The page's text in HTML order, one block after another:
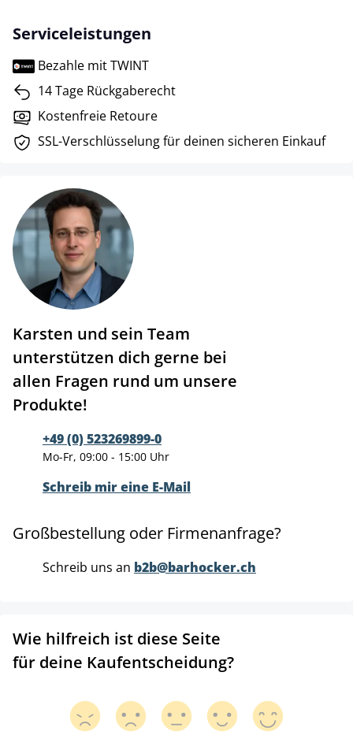
Serviceleistungen
Bezahle mit TWINT
14 Tage Rückgaberecht
Kostenfreie Retoure
SSL-Verschlüsselung für deinen sicheren Einkauf
Karsten und sein Team
unterstützen dich gerne bei
allen Fragen rund um unsere
Produkte!
+49 (0) 523269899-0
Mo-Fr, 09:00 - 15:00 Uhr
Schreib mir eine E-Mail
Großbestellung oder Firmenanfrage?
Schreib uns an b2b@barhocker.ch
Wie hilfreich ist diese Seite
für deine Kaufentscheidung?